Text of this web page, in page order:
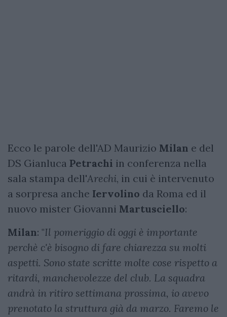
Ecco le parole dell'AD Maurizio Milan e del
DS Gianluca Petrachi in conferenza nella
sala stampa dell'Arechi, in cui è intervenuto
a sorpresa anche Iervolino da Roma ed il
nuovo mister Giovanni Martusciello:
Milan: "Il pomeriggio di oggi è importante
perchè c'è bisogno di fare chiarezza su molti
aspetti. Sono state scritte molte cose rispetto a
ritardi, manchevolezze del club. La squadra
andrà in ritiro settimana prossima, io avevo
prenotato la struttura già da marzo. Faremo le